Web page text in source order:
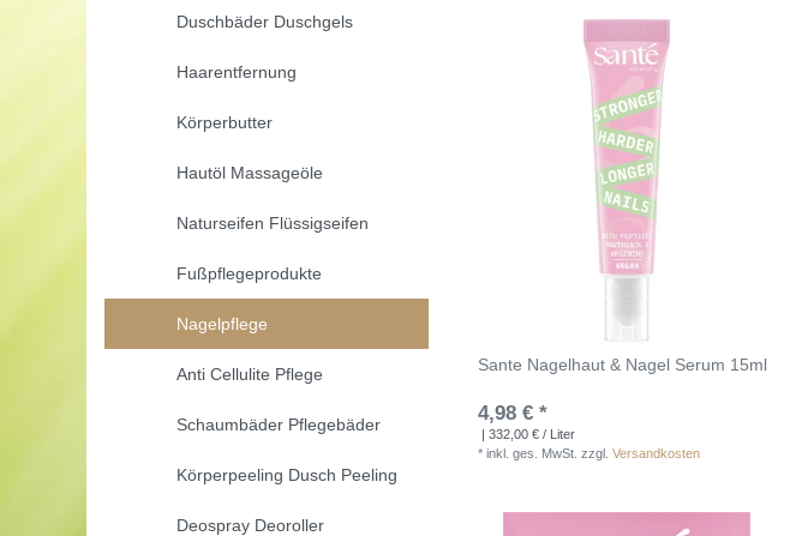
Duschbäder Duschgels
Haarentfernung
Körperbutter
Hautöl Massageöle
Naturseifen Flüssigseifen
Fußpflegeprodukte
Nagelpflege
Anti Cellulite Pflege
Schaumbäder Pflegebäder
Körperpeeling Dusch Peeling
Deospray Deoroller
Sante Nagelhaut & Nagel Serum 15ml
4,98 € *
| 332,00 € / Liter
*inkl. ges. MwSt. zzgl.Versandkosten